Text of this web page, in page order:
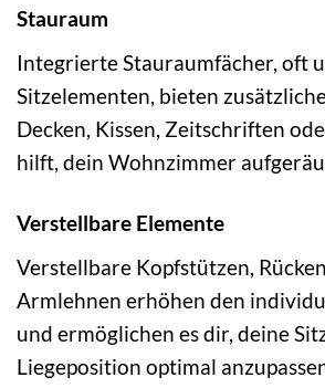
Stauraum
Integrierte Stauraumfächer, oft
Sitzelementen, bieten
Decken, Kissen, Zeitschriften
hilft, dein Wohnzimmer
Verstellbare Elemente
Verstellbare Kopfstützen,
Armlehnen erhöhen den
und ermöglichen es dir, deine
Liegeposition optimal